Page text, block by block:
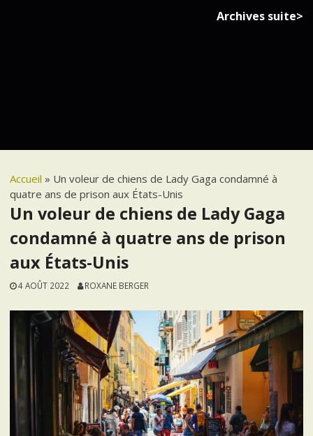
Archives suite>
Accueil » Un voleur de chiens de Lady Gaga condamné à
quatre ans de prison aux États-Unis
Un voleur de chiens de Lady Gaga
condamné à quatre ans de prison
aux États-Unis
4 AOÛT 2022 ROXANE BERGER